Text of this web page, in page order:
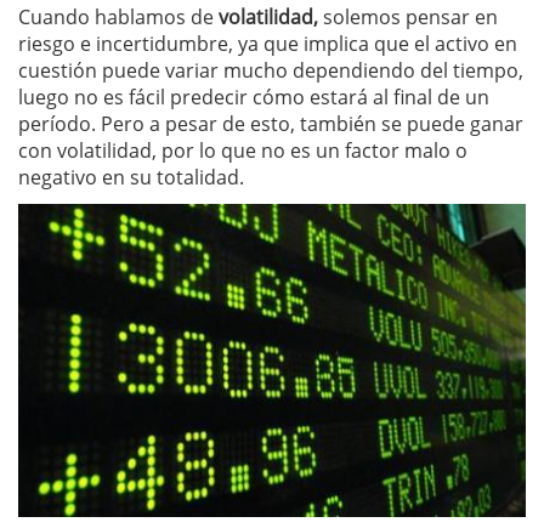
Cuando hablamos devolatilidad,solemos pensar en
riesgo e incertidumbre, ya que implica que el activo en
cuestión puede variar mucho dependiendo del tiempo,
luego no es fácil predecir cómo estará al final de un
período. Pero a pesar de esto, también se puede ganar
con volatilidad, por lo que no es un factor malo o
negativo en su totalidad.